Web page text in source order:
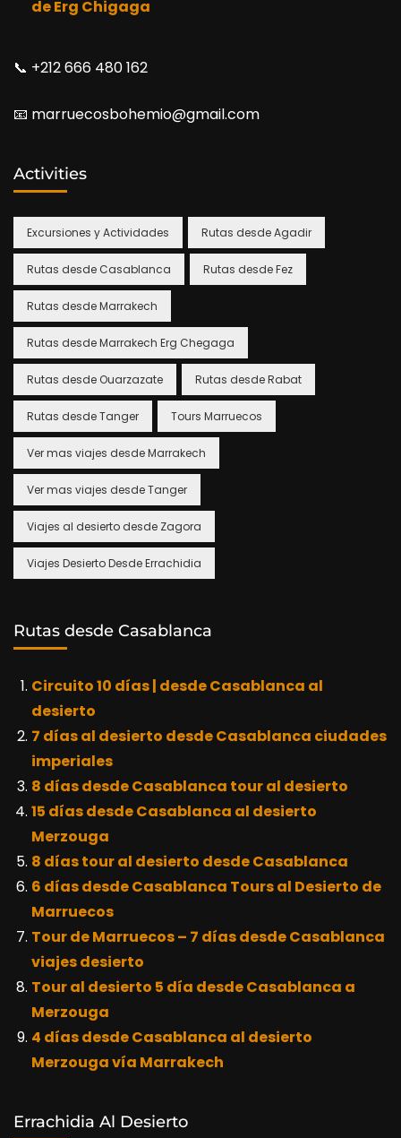
de Erg Chigaga
📞​ +212 666 480 162
📧​ marruecosbohemio@gmail.com
Activities
Excursiones y Actividades Rutas desde Agadir
Rutas desde Casablanca Rutas desde Fez
Rutas desde Marrakech
Rutas desde Marrakech Erg Chegaga
Rutas desde Ouarzazate Rutas desde Rabat
Rutas desde Tanger Tours Marruecos
Ver mas viajes desde Marrakech
Ver mas viajes desde Tanger
Viajes al desierto desde Zagora
Viajes Desierto Desde Errachidia
Rutas desde Casablanca
Circuito 10 días | desde Casablanca al
desierto
7 días al desierto desde Casablanca ciudades
imperiales
8 días desde Casablanca tour al desierto
15 días desde Casablanca al desierto
Merzouga
8 días tour al desierto desde Casablanca
6 días desde Casablanca Tours al Desierto de
Marruecos
Tour de Marruecos – 7 días desde Casablanca
viajes desierto
Tour al desierto 5 día desde Casablanca a
Merzouga
4 días desde Casablanca al desierto
Merzouga vía Marrakech
Errachidia Al Desierto